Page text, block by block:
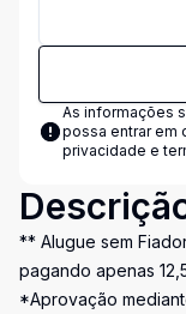
As informações
possa entrar em
privacidade e
** Alugue sem
pagando apenas
*Aprovação